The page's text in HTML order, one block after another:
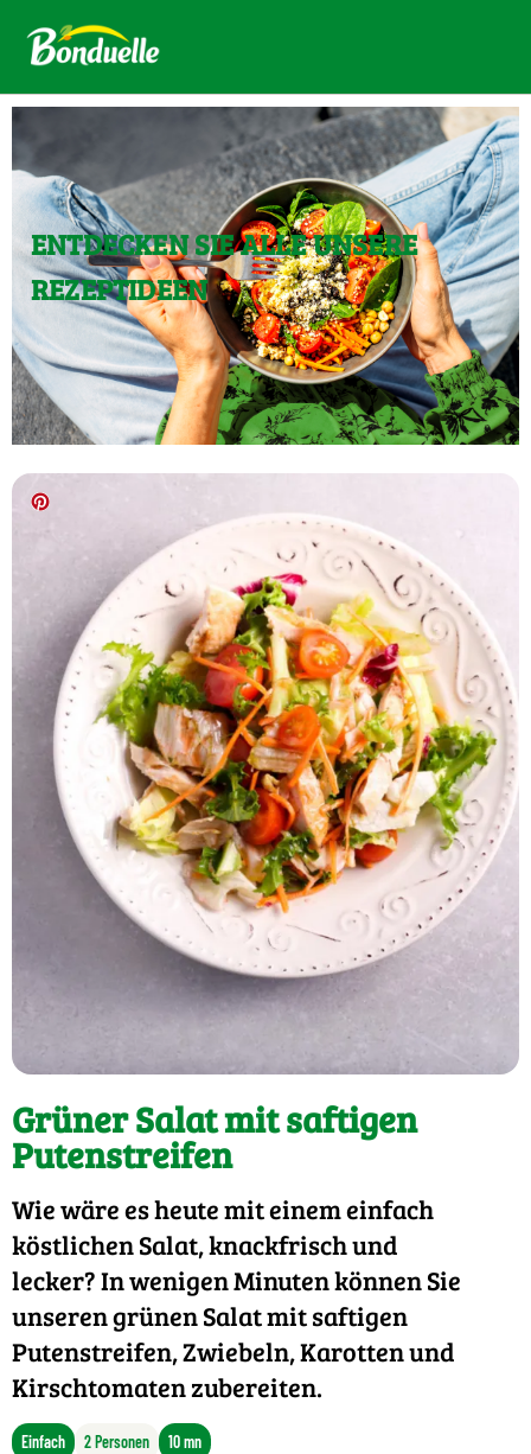
ENTDECKEN SIE ALLE UNSERE
REZEPTIDEEN
Grüner Salat mit saftigen
Putenstreifen
Wie wäre es heute mit einem einfach
köstlichen Salat, knackfrisch und
lecker? In wenigen Minuten können Sie
unseren grünen Salat mit saftigen
Putenstreifen, Zwiebeln, Karotten und
Kirschtomaten zubereiten.
Einfach 2 Personen 10 mn